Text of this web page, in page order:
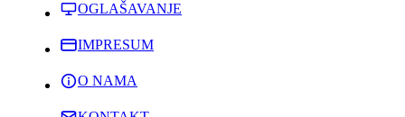
OGLAŠAVANJE
IMPRESUM
O NAMA